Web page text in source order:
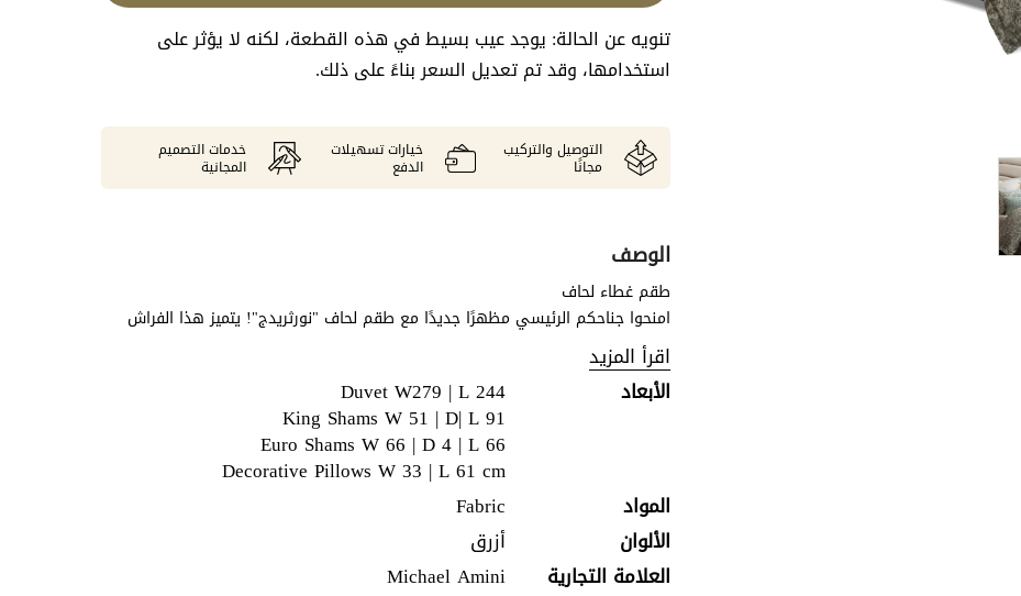
تنويه عن الحالة: يوجد عيب بسيط في هذه القطعة، لكنه لا يؤثر على
استخدامها، وقد تم تعديل السعر بناءً على ذلك.
التوصيل والتركيب
مجانًا
خيارات تسهيلات
الدفع
خدمات التصميم
المجانية
الوصف
طقم غطاء لحاف
امنحوا جناحكم الرئيسي مظهرًا جديدًا مع طقم لحاف "نورثريدج"! يتميز هذا الفراش
بنمط غني مستوحى من الحياة البدوية مع لمسات باللون الأزرق والعاجي مطبوعة على
نسيج من الكتان. المزيج المثالي بين المريح والمعاصر، يتوازن هذا النمط مع مزيج الكتان
والبوليستر في الوسائد ونمط البلاط المطرزة الدقيق على الوسائد الزخرفية المليئة
اقرأ المزيد
الأبعاد
Duvet W279 | L 244
King Shams W 51 | D| L 91
Euro Shams W 66 | D 4 | L 66
Decorative Pillows W 33 | L 61 cm
المواد
Fabric
الألوان
أزرق
العلامة التجارية
Michael Amini